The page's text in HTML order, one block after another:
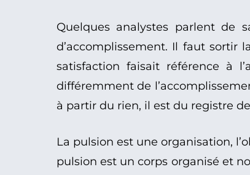
Quelques analystes parlent de
d’accomplissement. Il faut sortir
satisfaction faisait référence à
différemment de
à partir du rien, il est du registre de
La pulsion est une organisation,
pulsion est un corps organisé et